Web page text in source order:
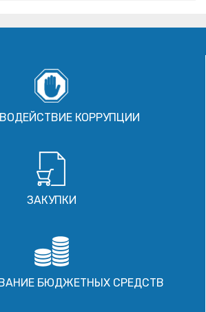
КОРРУПЦИИ
ЗАКУПКИ
БЮДЖЕТНЫХ СРЕДСТВ